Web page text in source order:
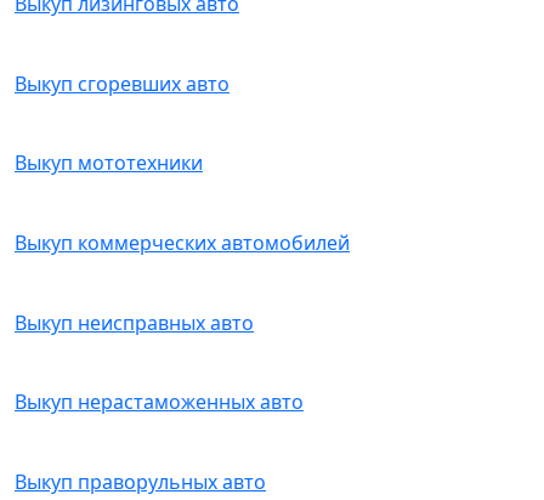
Выкуп сгоревших авто
Выкуп мототехники
Выкуп коммерческих автомобилей
Выкуп неисправных авто
Выкуп нерастаможенных авто
Выкуп праворульных авто